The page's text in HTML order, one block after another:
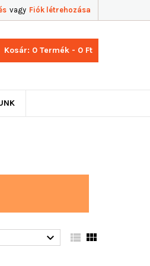
vagy Fiók létrehozása
Kosár: 0 Termék - 0 Ft
  